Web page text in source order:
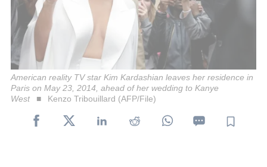
American reality TV star Kim Kardashian leaves her residence in
Paris on May 23, 2014, ahead of her wedding to Kanye
West
Kenzo Tribouillard (AFP/File)